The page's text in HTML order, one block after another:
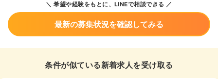
希望や経験をもとに、LINEで相談できる
最新の募集状況を確認してみる
条件が似ている新着求人を受け取る